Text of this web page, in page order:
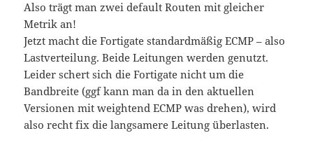
Also trägt man zwei default Routen mit gleicher
Metrik an!
Jetzt macht die Fortigate standardmäßig ECMP – also
Lastverteilung. Beide Leitungen werden genutzt.
Leider schert sich die Fortigate nicht um die
Bandbreite (ggf kann man da in den aktuellen
Versionen mit weightend ECMP was drehen), wird
also recht fix die langsamere Leitung überlasten.